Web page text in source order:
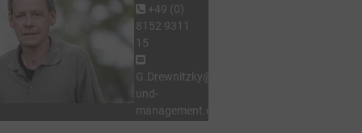
+49 (0)
8152 9311
15
G.Drewnitzky@energie-
und-
management.de